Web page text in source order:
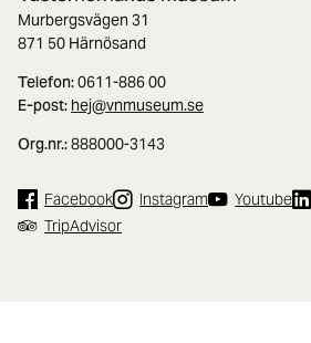
Murbergsvägen 31
871 50 Härnösand
Telefon:0611-886 00
E-post: hej@vnmuseum.se
Org.nr.:888000-3143
Facebook Instagram Youtube
TripAdvisor